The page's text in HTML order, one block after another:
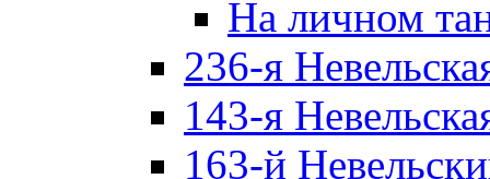
На личном
236-я
143-я
163-й